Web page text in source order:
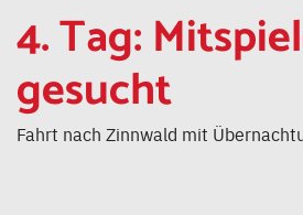
4. Tag:
gesucht
Fahrt nach Zinnwald mit